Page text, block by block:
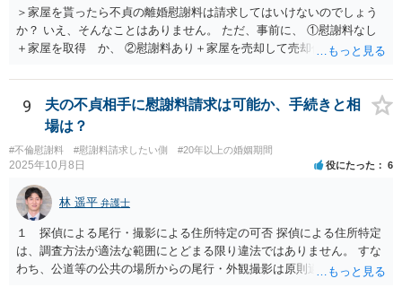
＞家屋を貰ったら不貞の離婚慰謝料は請求してはいけないのでしょう
か？ いえ、そんなことはありません。 ただ、事前に、 ①慰謝料なし
＋家屋を取得 か、 ②慰謝料あり＋家屋を売却して売却代金を分ける
なら、慰謝料代わりに不動産全部もらう、はありだと思います。 ＞婚
姻費用は慰謝料とは別だと思うのですが 主人は世間の相場は200万や
とどうなんでしょうか？アドバイスお願いいたします。 婚姻費用につ
いては、おっしゃる通り別です。 なので、ご主人の主張通り慰謝料を
２００万円と考えるにしても、 婚姻費用＋慰謝料２００万円、が正し
いです。 その上で、このまま離婚に応じない場合、婚姻費用が月４万
円なら、５年と少し婚姻費用を貰い続ければ 婚姻費用だけでも２００
万円になりますので、早めに近所の弁護士に相談に行って対応につい
てアドバイスを受けてみましょう。
9
夫の不貞相手に慰謝料請求は可能か、手続きと相
場は？
#不倫慰謝料 #慰謝料請求したい側 #20年以上の婚姻期間
2025年10月8日 役にたった 6
林 遥平 弁護士
１ 探偵による尾行・撮影による住所特定の可否 探偵による住所特定
は、調査方法が適法な範囲にとどまる限り違法ではありません。 すな
わち、公道等の公共の場所からの尾行・外観撮影は原則適法であり、